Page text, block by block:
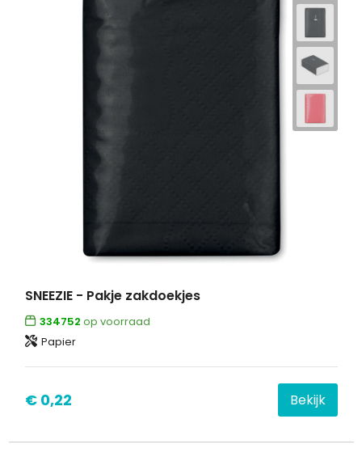
SNEEZIE - Pakje zakdoekjes
334752 op voorraad
Papier
€ 0,22 Bekijk